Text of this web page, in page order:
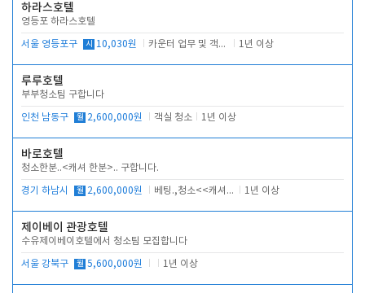
하라스호텔
영등포 하라스호텔
서울 영등포구 시 10,030원 카운터 업무 및 객실관리(청소상태 확인, 객실판매) 1년 이상
루루호텔
부부청소팀 구합니다
인천 남동구 월 2,600,000원 객실 청소 1년 이상
바로호텔
청소한분..<캐셔 한분>.. 구합니다.
경기 하남시 월 2,600,000원 베팅.,청소<<캐셔 모셔봅니다. 1년 이상
제이베이 관광호텔
수유제이베이호텔에서 청소팀 모집합니다
서울 강북구 월 5,600,000원 1년 이상